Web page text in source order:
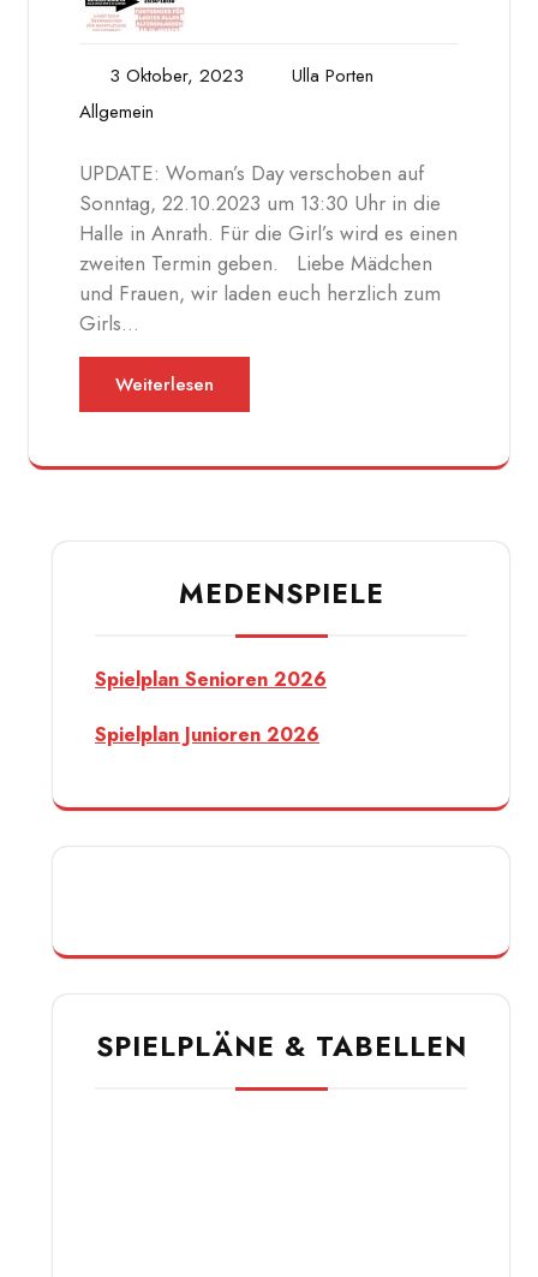
3 Oktober, 2023
Ulla Porten
Allgemein
UPDATE: Woman’s Day verschoben auf
Sonntag, 22.10.2023 um 13:30 Uhr in die
Halle in Anrath. Für die Girl’s wird es einen
zweiten Termin geben. Liebe Mädchen
und Frauen, wir laden euch herzlich zum
Girls…
Weiterlesen
MEDENSPIELE
Spielplan Senioren 2026
Spielplan Junioren 2026
SPIELPLÄNE & TABELLEN